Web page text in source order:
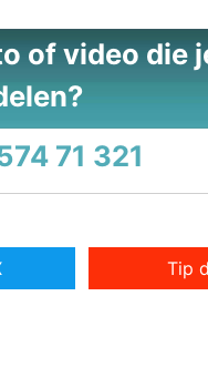
of video die
71 321
Tip